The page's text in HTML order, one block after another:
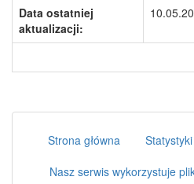
Data ostatniej
aktualizacji:
Strona główna Statystyki
Nasz serwis wykorzystuje